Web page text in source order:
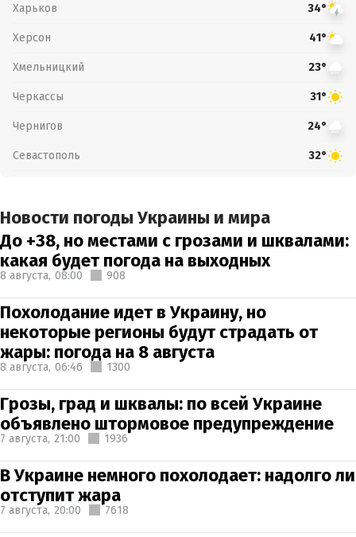
Харьков 34°
Херсон 41°
Хмельницкий 23°
Черкассы 31°
Чернигов 24°
Севастополь 32°
Новости погоды Украины и мира
До +38, но местами с грозами и шквалами:
какая будет погода на выходных
8 августа, 08:00 908
Похолодание идет в Украину, но
некоторые регионы будут страдать от
жары: погода на 8 августа
8 августа, 06:46 1300
Грозы, град и шквалы: по всей Украине
объявлено штормовое предупреждение
7 августа, 21:00 1936
В Украине немного похолодает: надолго ли
отступит жара
7 августа, 20:00 7618